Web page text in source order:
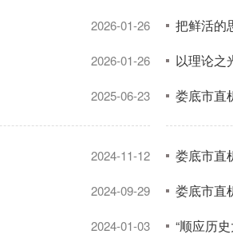
2026-01-26
2026-01-26
2025-06-23
2024-11-12
2024-09-29
2024-01-03